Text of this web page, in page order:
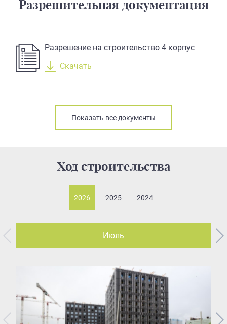
Разрешительная документация
Разрешение на строительство 4 корпус
Скачать
Показать все документы
Ход строительства
2026 2025 2024
Июль